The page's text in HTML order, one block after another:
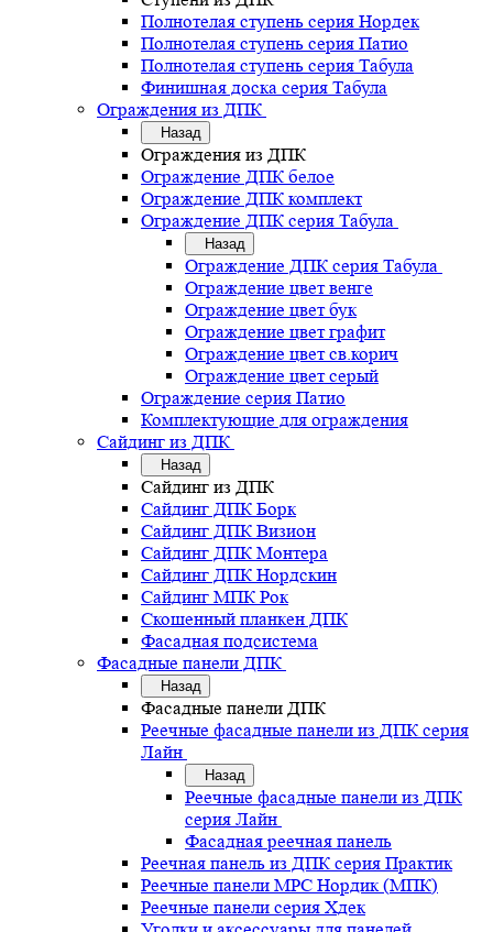
Полнотелая ступень серия Нордек
Полнотелая ступень серия Патио
Полнотелая ступень серия Табула
Финишная доска серия Табула
Ограждения из ДПК
Назад
Ограждения из ДПК
Ограждение ДПК белое
Ограждение ДПК комплект
Ограждение ДПК серия Табула
Назад
Ограждение ДПК серия Табула
Ограждение цвет венге
Ограждение цвет бук
Ограждение цвет графит
Ограждение цвет св.корич
Ограждение цвет серый
Ограждение серия Патио
Комплектующие для ограждения
Сайдинг из ДПК
Назад
Сайдинг из ДПК
Сайдинг ДПК Борк
Сайдинг ДПК Визион
Сайдинг ДПК Монтера
Сайдинг ДПК Нордскин
Сайдинг МПК Рок
Скошенный планкен ДПК
Фасадная подсистема
Фасадные панели ДПК
Назад
Фасадные панели ДПК
Реечные фасадные панели из ДПК серия
Лайн
Назад
Реечные фасадные панели из ДПК
серия Лайн
Фасадная реечная панель
Реечная панель из ДПК серия Практик
Реечные панели MPC Нордик (МПК)
Реечные панели серия Хдек